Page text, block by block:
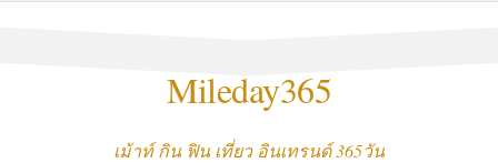
Mileday365
เม้าท์ กิน ฟิน เที่ยว อินเทรนด์ 365วัน